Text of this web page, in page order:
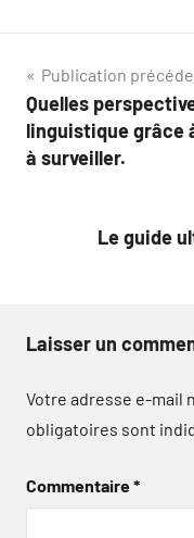
Navigation
de
l’article
Publication
Quelles
linguistique grâce
à surveiller.
Le guide
Laisser un
Votre adresse e-mail
obligatoires sont
Commentaire*